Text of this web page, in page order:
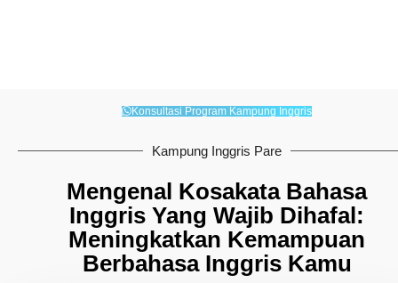
Konsultasi Program Kampung Inggris
Kampung Inggris Pare
Mengenal Kosakata Bahasa
Inggris Yang Wajib Dihafal:
Meningkatkan Kemampuan
Berbahasa Inggris Kamu